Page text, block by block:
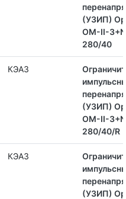
(УЗИП)
OM-II-
280/40
КЭАЗ
(УЗИП)
OM-II-
280/40/R
КЭАЗ
(УЗИП)